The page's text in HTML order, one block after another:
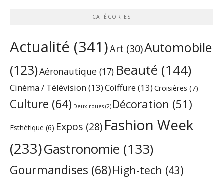
CATÉGORIES
Actualité (341)Art (30)Automobile
(123)Aéronautique (17) Beauté (144)
Cinéma / Télévision(13)Coiffure(13) Croisières (7)
Culture (64) Deux roues (2) Décoration (51)
Esthétique (6) Expos (28) Fashion Week
(233)Gastronomie (133)
Gourmandises (68) High-tech (43)